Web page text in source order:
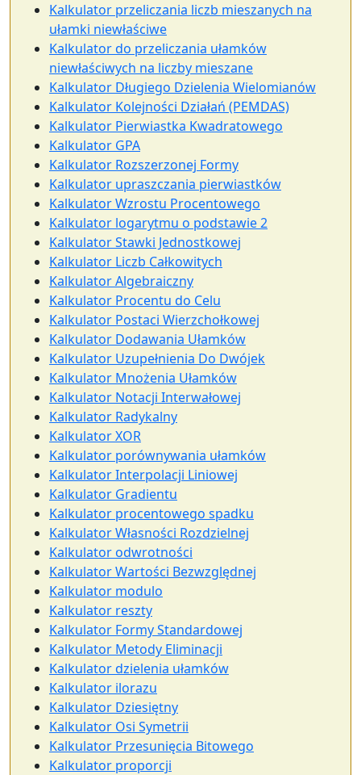
Kalkulator przeliczania liczb mieszanych na
ułamki niewłaściwe
Kalkulator do przeliczania ułamków
niewłaściwych na liczby mieszane
Kalkulator Długiego Dzielenia Wielomianów
Kalkulator Kolejności Działań (PEMDAS)
Kalkulator Pierwiastka Kwadratowego
Kalkulator GPA
Kalkulator Rozszerzonej Formy
Kalkulator upraszczania pierwiastków
Kalkulator Wzrostu Procentowego
Kalkulator logarytmu o podstawie 2
Kalkulator Stawki Jednostkowej
Kalkulator Liczb Całkowitych
Kalkulator Algebraiczny
Kalkulator Procentu do Celu
Kalkulator Postaci Wierzchołkowej
Kalkulator Dodawania Ułamków
Kalkulator Uzupełnienia Do Dwójek
Kalkulator Mnożenia Ułamków
Kalkulator Notacji Interwałowej
Kalkulator Radykalny
Kalkulator XOR
Kalkulator porównywania ułamków
Kalkulator Interpolacji Liniowej
Kalkulator Gradientu
Kalkulator procentowego spadku
Kalkulator Własności Rozdzielnej
Kalkulator odwrotności
Kalkulator Wartości Bezwzględnej
Kalkulator modulo
Kalkulator reszty
Kalkulator Formy Standardowej
Kalkulator Metody Eliminacji
Kalkulator dzielenia ułamków
Kalkulator ilorazu
Kalkulator Dziesiętny
Kalkulator Osi Symetrii
Kalkulator Przesunięcia Bitowego
Kalkulator proporcji